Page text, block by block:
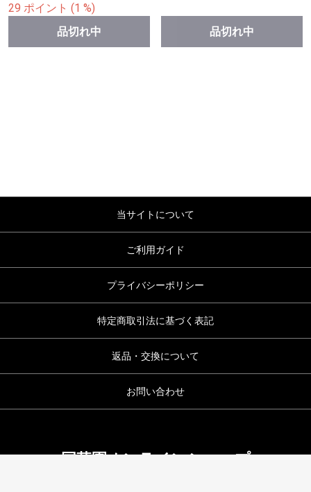
29 ポイント (1 %)
品切れ中
品切れ中
当サイトについて
ご利用ガイド
プライバシーポリシー
特定商取引法に基づく表記
返品・交換について
お問い合わせ
国華園オンラインショップ